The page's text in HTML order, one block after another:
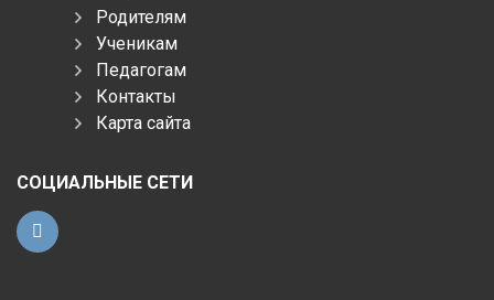
Родителям
Ученикам
Педагогам
Контакты
Карта сайта
СОЦИАЛЬНЫЕ СЕТИ